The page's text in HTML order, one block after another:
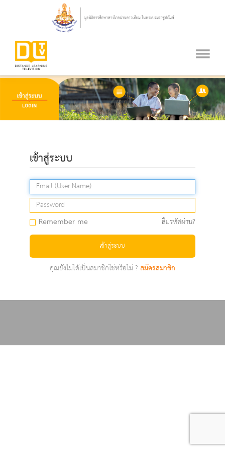
เข้าสู่ระบบ
Remember me ลืมรหัสผ่าน?
เข้าสู่ระบบ
คุณยังไม่ได้เป็นสมาชิกใช่หรือไม่ ?สมัครสมาชิก